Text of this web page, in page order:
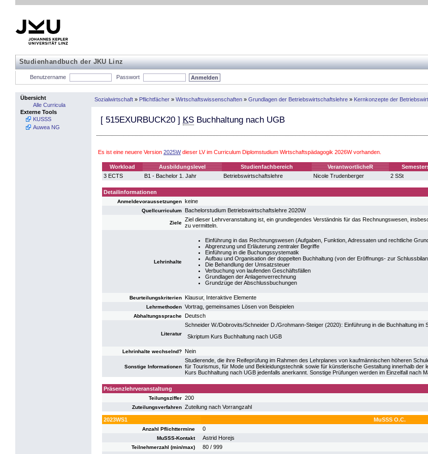
Studienhandbuch der JKU Linz
Benutzername Passwort
Übersicht
Alle Curricula
Externe Tools
KUSSS
Auwea NG
Sozialwirtschaft » Pflichtfächer » Wirtschaftswissenschaften » Grundlagen der Betriebswirtschaftslehre » Kernkonzepte der
[ 515EXURBUCK20 ] KS Buchhaltung nach UGB
Es ist eine neuere Version 2025Wdieser LV im Curriculum Diplomstudium Wirtschaftspädagogik 2026W vorhanden.
Workload Ausbildungslevel Studienfachbereich VerantwortlicheR
3 ECTS
B1 - Bachelor 1. Jahr Betriebswirtschaftslehre Nicole Trudenberger 2 SSt
Detailinformationen
Anmeldevoraussetzungen keine
Quellcurriculum Bachelorstudium Betriebswirtschaftslehre 2020W
Ziele
Ziel dieser Lehrveranstaltung ist, ein grundlegendes Verständnis für das Rechnungswesen,
zu vermitteln.
Lehrinhalte
Einführung in das Rechnungswesen (Aufgaben, Funktion, Adressaten und rechtliche
Abgrenzung und Erläuterung zentraler Begriffe
Einführung in die Buchungssystematik
Aufbau und Organisation der doppelten Buchhaltung (von der Eröffnungs- zur
Die Behandlung der Umsatzsteuer
Verbuchung von laufenden Geschäftsfällen
Grundlagen der Anlagenverrechnung
Grundzüge der Abschlussbuchungen
Beurteilungskriterien Klausur, Interaktive Elemente
Lehrmethoden Vortrag, gemeinsames Lösen von Beispielen
Abhaltungssprache Deutsch
Literatur
Schneider W./Dobrovits/Schneider D./Grohmann-Steiger (2020): Einführung in die Buchhaltung im
Skriptum Kurs Buchhaltung nach UGB
Lehrinhalte wechselnd? Nein
Sonstige Informationen
Studierende, die ihre Reifeprüfung im Rahmen des Lehrplanes von kaufmännischen höheren
für Tourismus, für Mode und Bekleidungstechnik sowie für künstlerische Gestaltung innerhalb der
Kurs Buchhaltung nach UGB jedenfalls anerkannt. Sonstige Prüfungen werden im Einzelfall nach
Präsenzlehrveranstaltung
Teilungsziffer 200
Zuteilungsverfahren Zuteilung nach Vorrangzahl
2023WS1 MuSSS O.C.
Anzahl Pflichttermine 0
MuSSS-Kontakt Astrid Horejs
Teilnehmerzahl (min/max) 80 / 999